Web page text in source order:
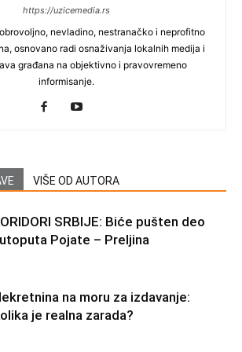
https://uzicemedia.rs
nevladino, nestranačko i neprofitno
osnovano radi osnaživanja lokalnih medija i
građana na objektivno i pravovremeno
informisanje.
VIŠE OD AUTORA
SRBIJE: Biće pušten deo
Pojate – Preljina
na moru za izdavanje:
je realna zarada?